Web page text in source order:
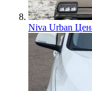
Niva Urban